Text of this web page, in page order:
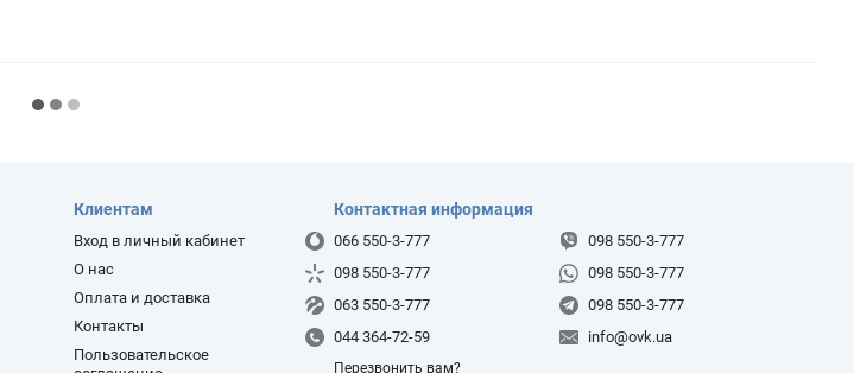
Клиентам
Вход в личный кабинет
О нас
Оплата и доставка
Контакты
Пользовательское
Контактная информация
066 550-3-777
098 550-3-777
063 550-3-777
044 364-72-59
Перезвонить вам?
098 550-3-777
098 550-3-777
098 550-3-777
info@ovk.ua